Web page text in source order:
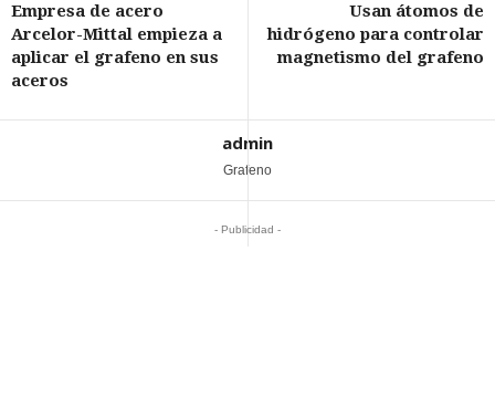
Empresa de acero
Arcelor-Mittal empieza a
aplicar el grafeno en sus
aceros
Usan átomos de
hidrógeno para controlar
magnetismo del grafeno
admin
Grafeno
- Publicidad -